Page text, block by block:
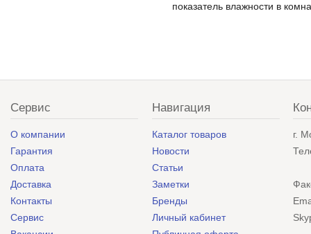
показатель влажности в
Сервис
О компании
Гарантия
Оплата
Доставка
Контакты
Сервис
Навигация
Каталог товаров
Новости
Статьи
Заметки
Бренды
Личный кабинет
г.